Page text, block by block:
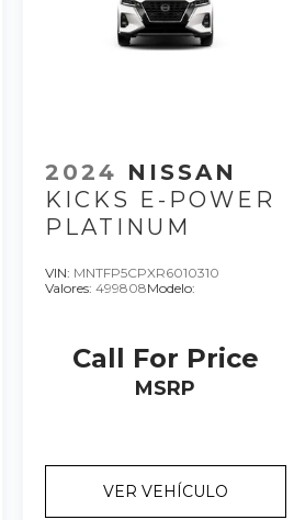
2024 NISSAN
KICKS E-POWER
PLATINUM
VIN: MNTFP5CPXR6010310
Valores: 499808Modelo:
Call For Price
MSRP
VER VEHÍCULO